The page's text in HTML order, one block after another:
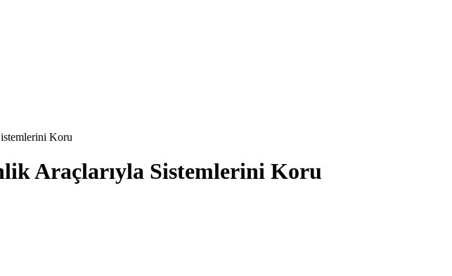
Koru
Araçlarıyla Sistemlerini Koru